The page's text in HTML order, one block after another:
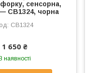
сенсорна,
СВ1324, чорна
СВ1324
1 650 ₴
наявності